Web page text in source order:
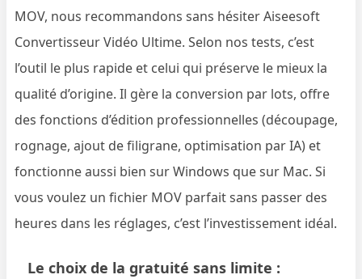
MOV, nous recommandons sans hésiter Aiseesoft
Convertisseur Vidéo Ultime. Selon nos tests, c’est
l’outil le plus rapide et celui qui préserve le mieux la
qualité d’origine. Il gère la conversion par lots, offre
des fonctions d’édition professionnelles (découpage,
rognage, ajout de filigrane, optimisation par IA) et
fonctionne aussi bien sur Windows que sur Mac. Si
vous voulez un fichier MOV parfait sans passer des
heures dans les réglages, c’est l’investissement idéal.
Le choix de la gratuité sans limite :